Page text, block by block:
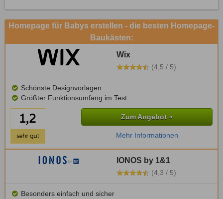
Homepage für Babys erstellen - die besten Homepage-
Baukästen:
Wix
(4,5 / 5)
Schönste Designvorlagen
Größter Funktionsumfang im Test
Zum Angebot »
Mehr Informationen
IONOS by 1&1
(4,3 / 5)
Besonders einfach und sicher